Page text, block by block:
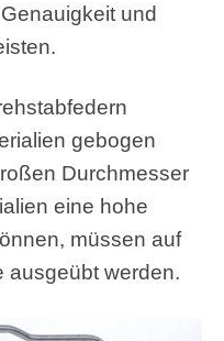
und
gebogen
Durchmesser
eine hohe
müssen auf
ausgeübt werden.